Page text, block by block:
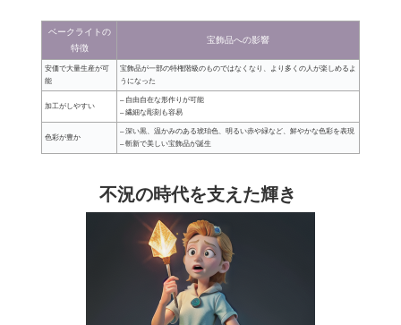
ベークライトの
特徴
宝飾品への影響
安価で大量生産が可
能
宝飾品が一部の特権階級のものではなくなり、より多くの人が楽しめるよ
うになった
加工がしやすい
– 自由自在な形作りが可能
– 繊細な彫刻も容易
色彩が豊か
– 深い黒、温かみのある琥珀色、明るい赤や緑など、鮮やかな色彩を表現
– 斬新で美しい宝飾品が誕生
不況の時代を支えた輝き